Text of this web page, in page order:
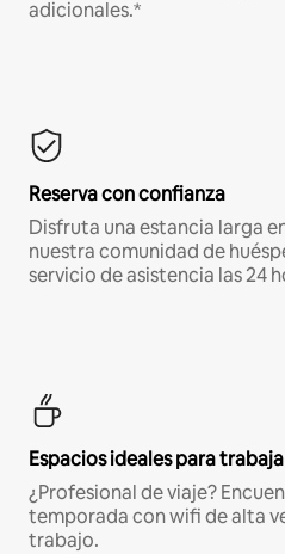
adicionales.*
Reserva con confianza
Disfruta una estancia larga
nuestra comunidad de
servicio de asistencia las 24
Espacios ideales para
¿Profesional de viaje?
temporada con wifi de alta
trabajo.